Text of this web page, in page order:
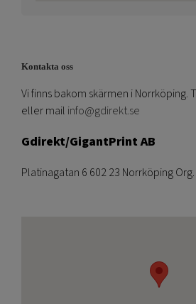
Kontakta oss
Vi finns bakom skärmen i Norrköping.
eller mail info@gdirekt.se
Gdirekt/GigantPrint AB
Platinagatan 6 602 23 Norrköping